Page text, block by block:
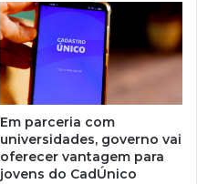
Em parceria com
universidades, governo vai
oferecer vantagem para
jovens do CadÚnico